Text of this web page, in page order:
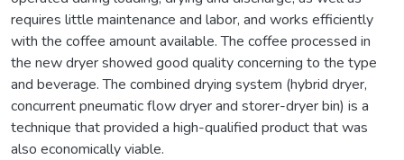
requires little maintenance and labor, and works efficiently
with the coffee amount available. The coffee processed in
the new dryer showed good quality concerning to the type
and beverage. The combined drying system (hybrid dryer,
concurrent pneumatic flow dryer and storer-dryer bin) is a
technique that provided a high-qualified product that was
also economically viable.